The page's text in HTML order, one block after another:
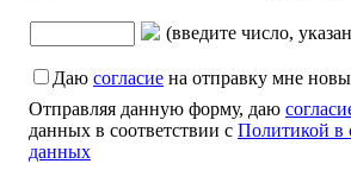
(введите число,
Даю согласие на отправку мне
Отправляя данную форму, даю
данных в соответствии с Политикой в
данных